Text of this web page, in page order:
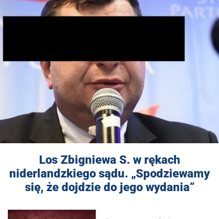
Los Zbigniewa S. w rękach
niderlandzkiego sądu. „Spodziewamy
się, że dojdzie do jego wydania”